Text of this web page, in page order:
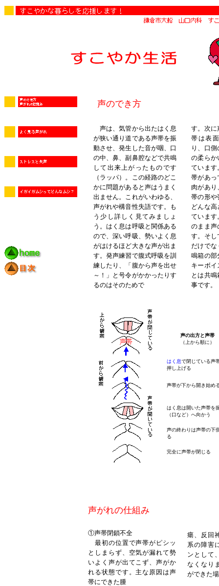
声のでき方
声は、気管から出たはく息
が狭い通り道である声帯を振
動させ、発生した音が咽、口
の中、鼻、副鼻腔などで共鳴
して出来上がったものです
（ラッパ）。この経路のどこ
かに問題があると声はうまく
出ません。これがいわゆる、
声がれや構音性失語です。も
う少し詳しく見てみましょ
う。はく息は呼吸と関係ある
ので、深い呼吸、勢いよく息
がはけるほど大きな声が出ま
す。発声練習で腹式呼吸を訓
練したり、「腹から声を出せ
～！」と号令がかかったりす
るのはそのためで
す。次に
帯は表
り、口
の柔らか
ています
帯があっ
肉があ
帯の形や
どんな
ています
のまま声
す。そし
だけで
鳴箱の部
キーボ
とは共
事です。
声の出方と声帯
（上から順に）
はく息で閉じている声
押し上げる
声帯が下から開き始め
はく息は開いた声帯を
（口など）へ向かう
声の終わりは声帯の下
る
完全に声帯が閉じる
声がれの仕組み
①声帯閉鎖不全
最初の位置で声帯がピシッ
としまらず、空気が漏れて勢
いよく声が出てこず、声がか
れる状態です。主な原因は声
帯にできた腫
瘍、反回
系の障害
ンとして
なくなり
ができた